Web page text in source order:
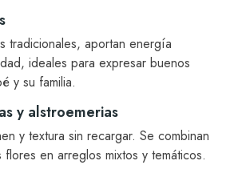
tradicionales, aportan energía
ideales para expresar buenos
y su familia.
y alstroemerias
y textura sin recargar. Se combinan
en arreglos mixtos y temáticos.